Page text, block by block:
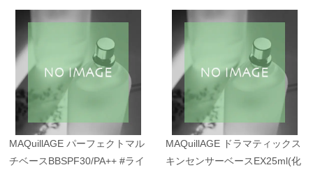
MAQuillAGE パーフェクトマル
チベースBBSPF30/PA++ #ライ
MAQuillAGE ドラマティックス
キンセンサーベースEX25ml(化